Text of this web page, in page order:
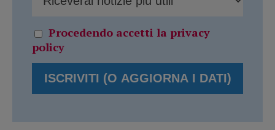
Procedendo accetti la privacy
policy